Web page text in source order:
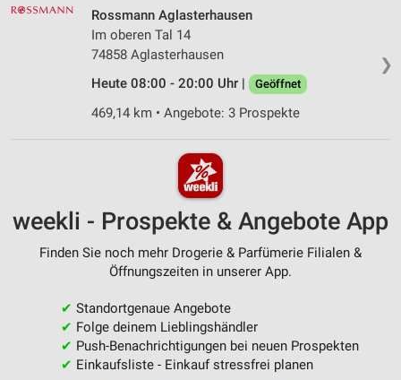
❯
Rossmann Aglasterhausen
Im oberen Tal 14
74858 Aglasterhausen
Heute 08:00 - 20:00 Uhr |
Geöffnet
469,14 km • Angebote: 3 Prospekte
weekli - Prospekte & Angebote App
Finden Sie noch mehr Drogerie & Parfümerie Filialen &
Öffnungszeiten in unserer App.
✔ Standortgenaue Angebote
✔ Folge deinem Lieblingshändler
✔ Push-Benachrichtigungen bei neuen Prospekten
✔ Einkaufsliste - Einkauf stressfrei planen